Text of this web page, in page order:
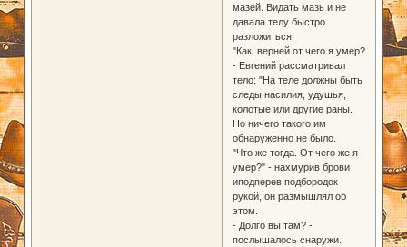
мазей. Видать мазь и не
давала телу быстро
разложиться.
"Как, верней от чего я умер?
- Евгений рассматривал
тело: "На теле должны быть
следы насилия, удушья,
колотые или другие раны.
Но ничего такого им
обнаруженно не было.
"Что же тогда. От чего же я
умер?" - нахмурив брови
иподперев подбородок
рукой, он размышлял об
этом.
- Долго вы там? -
послышалось снаружи.